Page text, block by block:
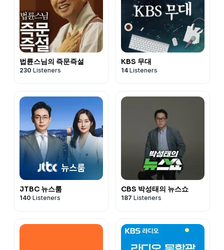
법륜스님의 즉문즉설
230 Listeners
KBS 무대
14 Listeners
JTBC 뉴스룸
140 Listeners
CBS 박성태의 뉴스쇼
187 Listeners